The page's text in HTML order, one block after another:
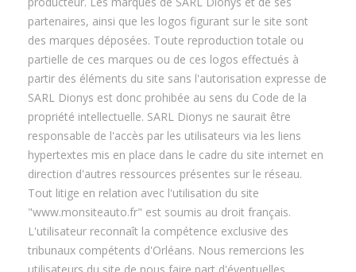
partenaires, ainsi que les logos figurant sur le site sont
des marques déposées. Toute reproduction totale ou
partielle de ces marques ou de ces logos effectués à
partir des éléments du site sans l'autorisation expresse de
SARL Dionys est donc prohibée au sens du Code de la
propriété intellectuelle. SARL Dionys ne saurait être
responsable de l'accès par les utilisateurs via les liens
hypertextes mis en place dans le cadre du site internet en
direction d'autres ressources présentes sur le réseau.
Tout litige en relation avec l'utilisation du site
"www.monsiteauto.fr" est soumis au droit français.
L'utilisateur reconnaît la compétence exclusive des
tribunaux compétents d'Orléans. Nous remercions les